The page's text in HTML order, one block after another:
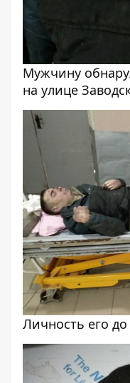
Мужчину
на улице
Личность его